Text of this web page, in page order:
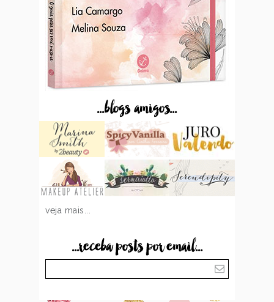
...blogs amigos...
veja mais...
...receba posts por email...